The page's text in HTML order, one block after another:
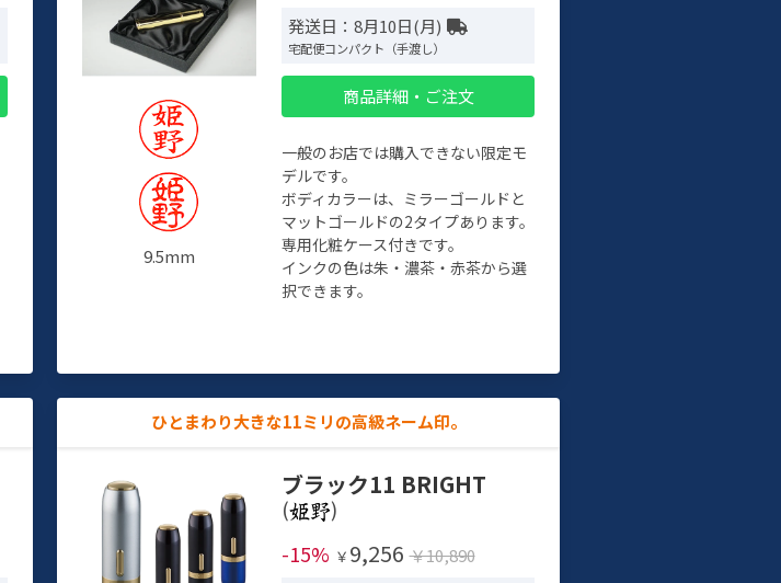
9.5mm
発送日：8月10日(月)
宅配便コンパクト（手渡し）
商品詳細・ご注文
一般のお店では購入できない限定モ
デルです。
ボディカラーは、ミラーゴールドと
マットゴールドの2タイプあります。
専用化粧ケース付きです。
インクの色は朱・濃茶・赤茶から選
択できます。
ひとまわり大きな11ミリの高級ネーム印。
ブラック11 BRIGHT
(
)
-15% ￥ 9,256 ￥10,890